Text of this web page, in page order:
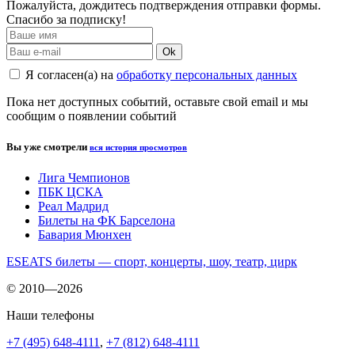
Пожалуйста, дождитесь подтверждения отправки формы.
Спасибо за подписку!
Ok
Я согласен(а) на обработку персональных данных
Пока нет доступных событий, оставьте свой email и мы
сообщим о появлении событий
Вы уже смотрели вся история просмотров
Лига Чемпионов
ПБК ЦСКА
Реал Мадрид
Билеты на ФК Барселона
Бавария Мюнхен
ESEATS билеты — спорт, концерты, шоу, театр, цирк
© 2010—2026
Наши телефоны
+7 (495) 648-4111 , +7 (812) 648-4111